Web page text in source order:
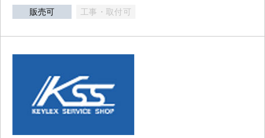
販売可 工事・取付可